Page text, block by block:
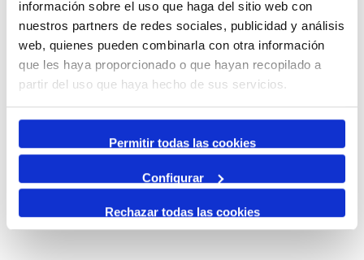
información sobre el uso que haga del sitio web con
nuestros partners de redes sociales, publicidad y análisis
web, quienes pueden combinarla con otra información
que les haya proporcionado o que hayan recopilado a
partir del uso que haya hecho de sus servicios.
Permitir todas las cookies
Configurar
Rechazar todas las cookies
By Month
Jump to month
Preceding Day
Wednesday, 31. January 2024
No events were found